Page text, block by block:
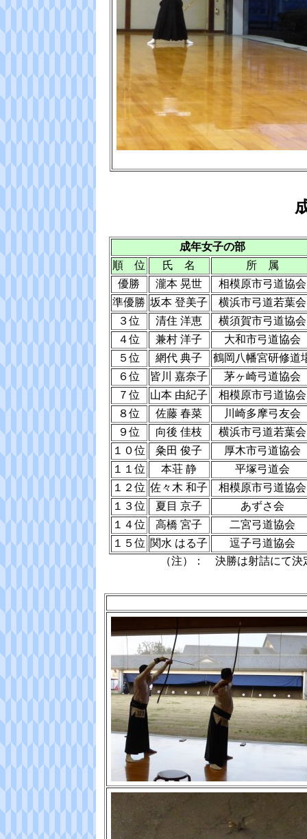
成年女子の部
順 位
氏 名
所 属
優勝
瀧本 晃世
相模原市弓道協会
準優勝 坂本 登美子
横浜市弓道若葉会
３位
清住 洋恵
横須賀市弓道協会
４位
兼村 洋子
大和市弓道協会
５位
網代 典子
鶴岡八幡宮研修道
６位
皆川 嘉奈子
茅ヶ崎弓道協会
７位
山本 由紀子
相模原市弓道協会
８位
佐藤 春菜
川崎多摩弓友会
９位
向後 佳枝
横浜市弓道若葉会
１０位
粂田 俊子
厚木市弓道協会
１１位
本荘 静
平塚弓道会
１２位 佐々木 和子
相模原市弓道協会
１３位
夏目 京子
あずさ会
１４位
高橋 宮子
二宮弓道協会
１５位 関水 はる子
逗子弓道協会
（注）： 決勝は射詰にて決